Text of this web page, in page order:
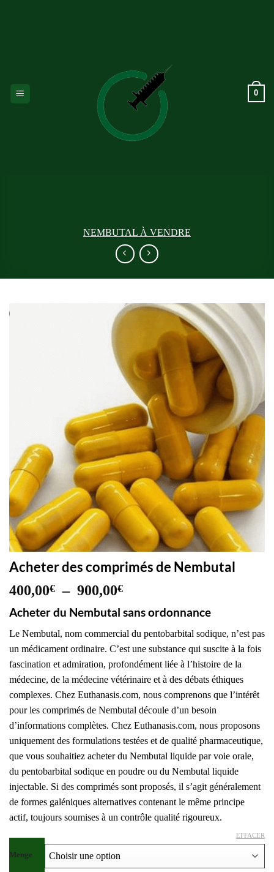
0
NEMBUTAL À VENDRE
Acheter des comprimés de Nembutal
400,00€ – 900,00€Plage
prix :
400,00€
à
900,00€
Acheter du Nembutal sans ordonnance
Le Nembutal, nom commercial du pentobarbital sodique, n’est pas
un médicament ordinaire. C’est une substance qui suscite à la fois
fascination et admiration, profondément liée à l’histoire de la
médecine, de la médecine vétérinaire et à des débats éthiques
complexes. Chez Euthanasis.com, nous comprenons que l’intérêt
pour les comprimés de Nembutal découle d’un besoin
d’informations complètes. Chez Euthanasis.com, nous proposons
uniquement des formulations testées et de qualité pharmaceutique,
que vous souhaitiez acheter du Nembutal liquide par voie orale,
du pentobarbital sodique en poudre ou du Nembutal liquide
injectable. Si des comprimés sont proposés, il s’agit généralement
de formes galéniques alternatives contenant le même principe
actif, toujours soumises à un contrôle qualité rigoureux.
Menge
EFFACER